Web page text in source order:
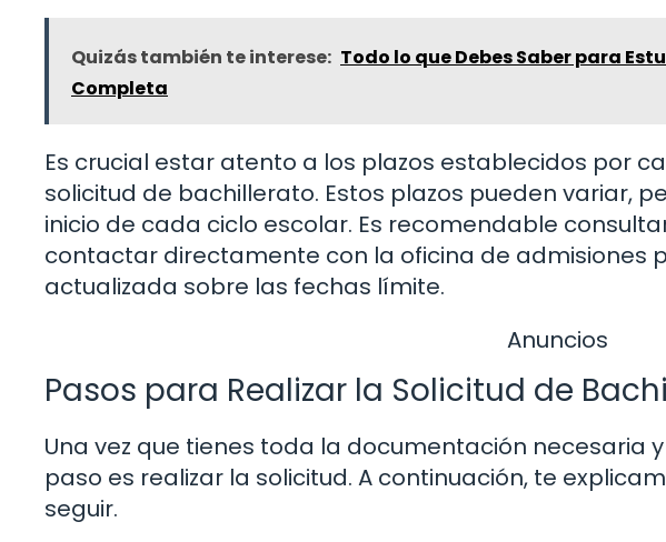
Quizás también te interese: Todo lo que Debes Saber para
Completa
Es crucial estar atento a los plazos establecidos por
solicitud de bachillerato. Estos plazos pueden variar,
inicio de cada ciclo escolar. Es recomendable
contactar directamente con la oficina de admisiones
actualizada sobre las fechas límite.
Anuncios
Pasos para Realizar la Solicitud de
Una vez que tienes toda la documentación necesaria
paso es realizar la solicitud. A continuación, te
seguir.